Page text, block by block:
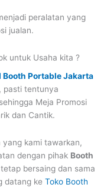
peralatan yang
jualan.
untuk Usaha kita ?
Booth Portable Jakarta
pasti tentunya
Meja Promosi
dan Cantik.
yang kami tawarkan,
dengan pihak Booth
bersaing dan sama
datang ke Toko Booth